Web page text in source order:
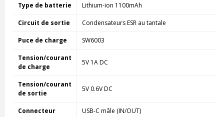
Type de batterie Lithium-ion 1100mAh
Circuit de sortie Condensateurs ESR au tantale
Puce de charge SW6003
Tension/courant
de charge
5V 1A DC
Tension/courant
de sortie
5V 0.6V DC
Connecteur USB-C mâle (IN/OUT)